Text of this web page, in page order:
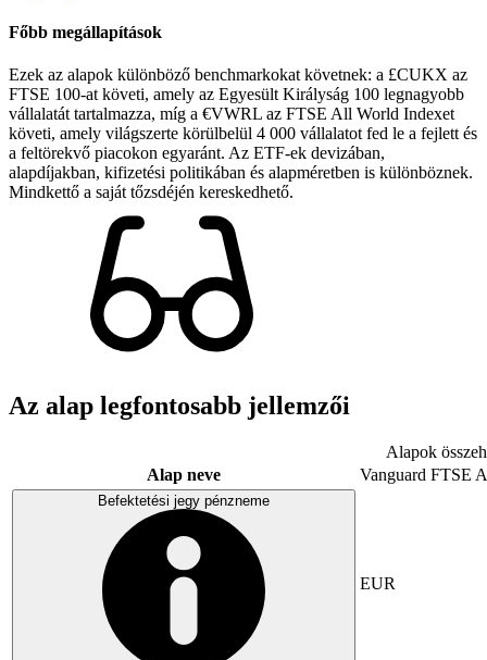
Főbb megállapítások
Ezek az alapok különböző benchmarkokat követnek: a £CUKX az
FTSE 100-at követi, amely az Egyesült Királyság 100 legnagyobb
vállalatát tartalmazza, míg a €VWRL az FTSE All World Indexet
követi, amely világszerte körülbelül 4 000 vállalatot fed le a fejlett és
a feltörekvő piacokon egyaránt. Az ETF-ek devizában,
alapdíjakban, kifizetési politikában és alapméretben is különböznek.
Mindkettő a saját tőzsdéjén kereskedhető.
Az alap legfontosabb jellemzői
Alapok
Alap neve
Vanguard FTSE
Befektetési jegy pénzneme
EUR